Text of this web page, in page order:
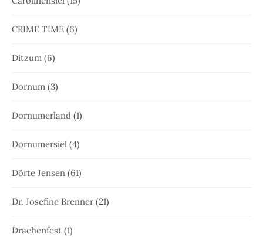
CRIME TIME (6)
Ditzum (6)
Dornum (3)
Dornumerland (1)
Dornumersiel (4)
Dörte Jensen (61)
Dr. Josefine Brenner(21)
Drachenfest (1)